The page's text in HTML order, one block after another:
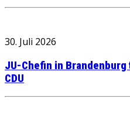
30. Juli 2026
JU-Chefin in
CDU